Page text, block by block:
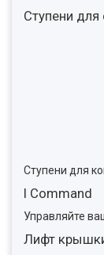
Ступени для
Ступени для
I Command
Управляйте
Лифт